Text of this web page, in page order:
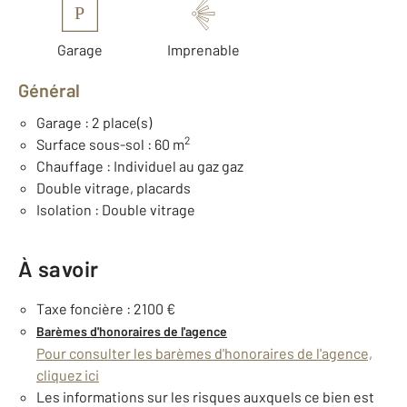
P
Garage Imprenable
Général
Garage : 2 place(s)
Surface sous-sol : 60 m2
Chauffage : Individuel au gaz gaz
Double vitrage, placards
Isolation : Double vitrage
À savoir
Taxe foncière : 2100 €
Barèmes d'honoraires de l'agence
Pour consulter les barèmes d'honoraires de l'agence,
cliquez ici
Les informations sur les risques auxquels ce bien est